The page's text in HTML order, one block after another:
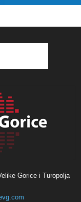
Gorice i Turopolja